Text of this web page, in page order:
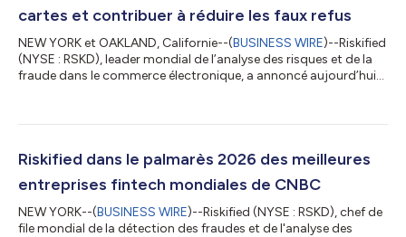
cartes et contribuer à réduire les faux refus
NEW YORK et OAKLAND, Californie--(BUSINESS WIRE)--Riskified
(NYSE : RSKD), leader mondial de l’analyse des risques et de la
fraude dans le commerce électronique, a annoncé aujourd’hui
émetteurs de cartes utilisant la plateforme de Marqeta
préautorisation. Cette intégration aide les émetteurs à prendre
Riskified dans le palmarès 2026 des meilleures
entreprises fintech mondiales de CNBC
NEW YORK--(BUSINESS WIRE)--Riskified (NYSE : RSKD), chef de
file mondial de la détection des fraudes et de l'analyse des